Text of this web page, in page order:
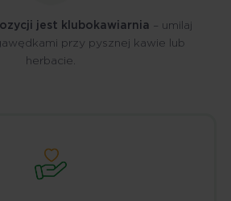
jest klubokawiarnia – umilaj
przy pysznej kawie lub
herbacie.